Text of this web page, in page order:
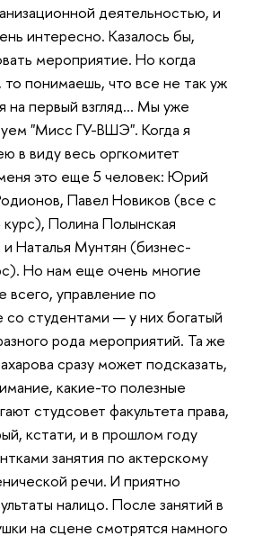
деятельностью, и
интересно. Казалось бы,
мероприятие. Но когда
то понимаешь, что все не так уж
на первый взгляд… Мы уже
"Мисс ГУ-ВШЭ". Когда я
в виду весь оргкомитет
это еще 5 человек: Юрий
Павел Новиков (все с
курс), Полина Полынская
и Наталья Мунтян (бизнес-
Но нам еще очень многие
управление по
со студентами — у них богатый
рода мероприятий. Та же
сразу может подсказать,
какие-то полезные
студсовет факультета права,
кстати, и в прошлом году
занятия по актерскому
речи. И приятно
налицо. После занятий в
на сцене смотрятся намного